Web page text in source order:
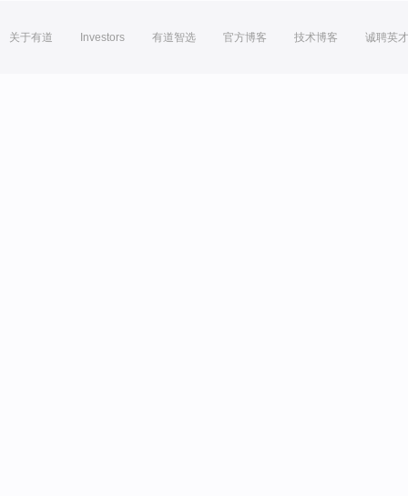
关于有道 Investors 有道智选 官方博客 技术博客 诚聘英才